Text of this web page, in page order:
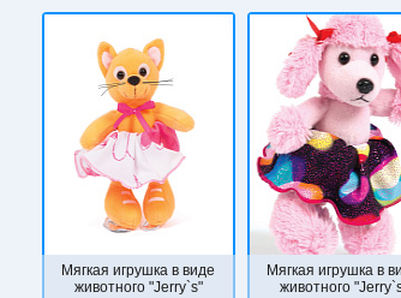
Мягкая игрушка в виде
животного "Jerry`s"
Мягкая игрушка в
животного